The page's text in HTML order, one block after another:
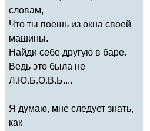
словам,
Что ты поешь из окна своей
машины.
Найди себе другую в баре.
Ведь это была не
Л.Ю.Б.О.В.Ь....
Я думаю, мне следует знать,
как